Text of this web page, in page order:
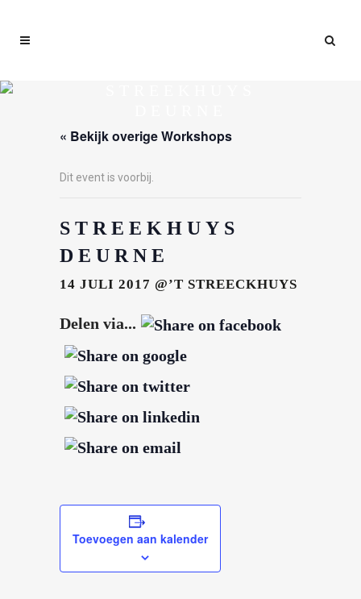
« Bekijk overige Workshops
Dit event is voorbij.
STREEKHUYS
DEURNE
14 JULI 2017 @’T STREECKHUYS
Delen via...
Toevoegen aan kalender